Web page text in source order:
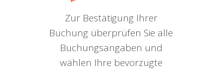
Zur Bestätigung Ihrer
Buchung überprüfen Sie alle
Buchungsangaben und
wählen Ihre bevorzugte